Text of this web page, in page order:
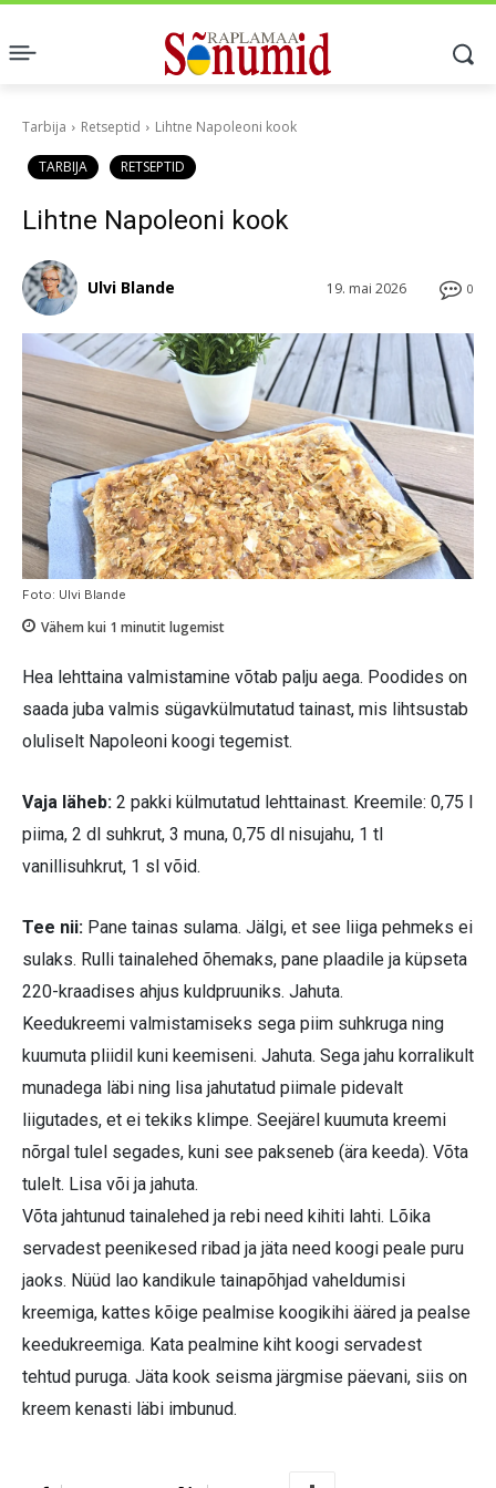
Tarbija Retseptid Lihtne Napoleoni kook
TARBIJA RETSEPTID
Lihtne Napoleoni kook
0
19. mai 2026
Ulvi Blande
Foto: Ulvi Blande
Vähem kui 1 minutit lugemist
Hea lehttaina valmistamine võtab palju aega. Poodides on
saada juba valmis sügavkülmutatud tainast, mis lihtsustab
oluliselt Napoleoni koogi tegemist.
Vaja läheb: 2 pakki külmutatud lehttainast. Kreemile: 0,75 l
piima, 2 dl suhkrut, 3 muna, 0,75 dl nisujahu, 1 tl
vanillisuhkrut, 1 sl võid.
Tee nii: Pane tainas sulama. Jälgi, et see liiga pehmeks ei
sulaks. Rulli tainalehed õhemaks, pane plaadile ja küpseta
220-kraadises ahjus kuldpruuniks. Jahuta.
Keedukreemi valmistamiseks sega piim suhkruga ning
kuumuta pliidil kuni keemiseni. Jahuta. Sega jahu korralikult
munadega läbi ning lisa jahutatud piimale pidevalt
liigutades, et ei tekiks klimpe. Seejärel kuumuta kreemi
nõrgal tulel segades, kuni see pakseneb (ära keeda). Võta
tulelt. Lisa või ja jahuta.
Võta jahtunud tainalehed ja rebi need kihiti lahti. Lõika
servadest peenikesed ribad ja jäta need koogi peale puru
jaoks. Nüüd lao kandikule tainapõhjad vaheldumisi
kreemiga, kattes kõige pealmise koogikihi ääred ja pealse
keedukreemiga. Kata pealmine kiht koogi servadest
tehtud puruga. Jäta kook seisma järgmise päevani, siis on
kreem kenasti läbi imbunud.